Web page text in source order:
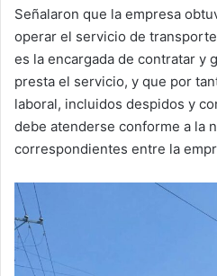
Señalaron que la empresa
operar el servicio de
es la encargada de contratar y
presta el servicio, y que por
laboral, incluidos despidos y
debe atenderse conforme a la
correspondientes entre la